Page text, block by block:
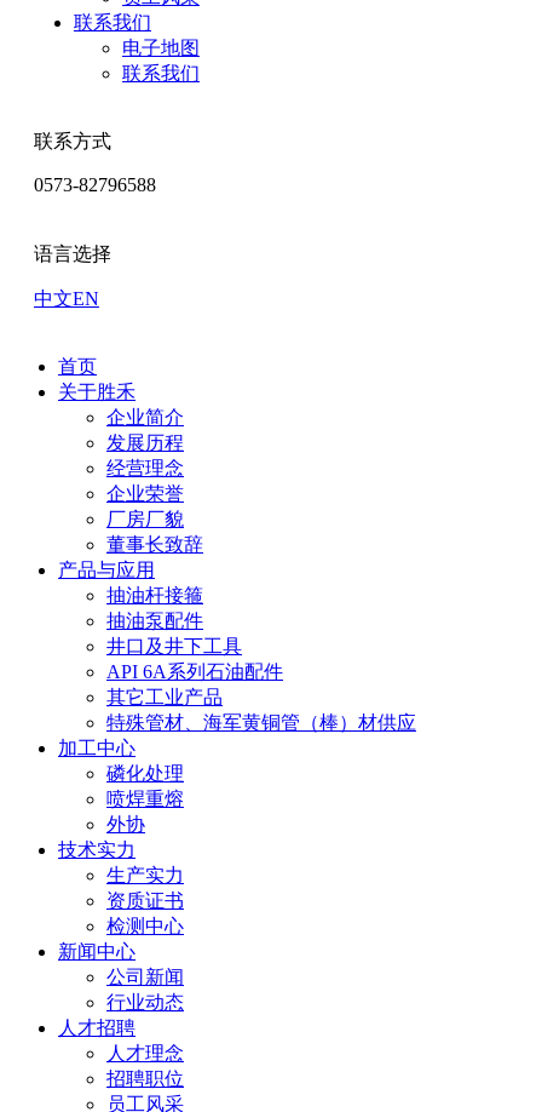
联系我们
电子地图
联系我们
联系方式
0573-82796588
语言选择
中文EN
首页
关于胜禾
企业简介
发展历程
经营理念
企业荣誉
厂房厂貌
董事长致辞
产品与应用
抽油杆接箍
抽油泵配件
井口及井下工具
API 6A系列石油配件
其它工业产品
特殊管材、海军黄铜管（棒）材供应
加工中心
磷化处理
喷焊重熔
外协
技术实力
生产实力
资质证书
检测中心
新闻中心
公司新闻
行业动态
人才招聘
人才理念
招聘职位
员工风采